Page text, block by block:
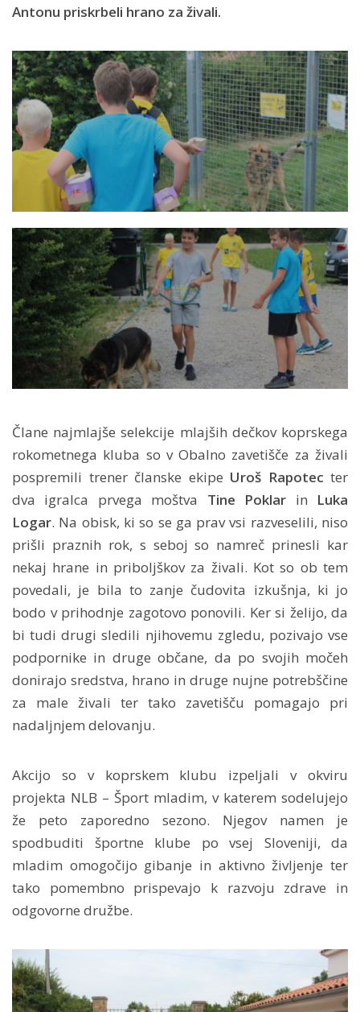
Antonu priskrbeli hrano za živali.
Člane najmlajše selekcije mlajših dečkov koprskega
rokometnega kluba so v Obalno zavetišče za živali
pospremili trener članske ekipe Uroš Rapotec ter
dva igralca prvega moštva Tine Poklar in Luka
Logar. Na obisk, ki so se ga prav vsi razveselili, niso
prišli praznih rok, s seboj so namreč prinesli kar
nekaj hrane in priboljškov za živali. Kot so ob tem
povedali, je bila to zanje čudovita izkušnja, ki jo
bodo v prihodnje zagotovo ponovili. Ker si želijo, da
bi tudi drugi sledili njihovemu zgledu, pozivajo vse
podpornike in druge občane, da po svojih močeh
donirajo sredstva, hrano in druge nujne potrebščine
za male živali ter tako zavetišču pomagajo pri
nadaljnjem delovanju.
Akcijo so v koprskem klubu izpeljali v okviru
projekta NLB – Šport mladim, v katerem sodelujejo
že peto zaporedno sezono. Njegov namen je
spodbuditi športne klube po vsej Sloveniji, da
mladim omogočijo gibanje in aktivno življenje ter
tako pomembno prispevajo k razvoju zdrave in
odgovorne družbe.